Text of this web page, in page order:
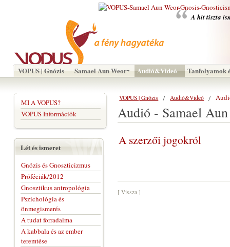
A hit tiszta
VOPUS | Gnózis Samael Aun Weor Audió&Videó Tanfolyamok
VOPUS | Gnózis Audió&Videó
Audió - Samael
A szerzői jogokról
[ Vissza ]
MI A VOPUS?
VOPUS Információk
Lét és ismeret
Gnózis és Gnoszticizmus
Próféciák/2012
Gnosztikus antropológia
Pszichológia és
önmegismerés
A tudat forradalma
A kabbala és az ember
teremtése